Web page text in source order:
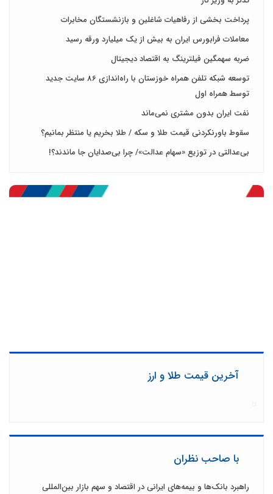
پرداخت بخشی از رفاهیات شاغلین و بازنشستگان مخابرات
معاملات فرابورس ایران به بیش از یک میلیارد ورقه رسید
ضربه سهمگین فیلترینگ به اقتصاد دیجیتال
توسعه شبکه تلفن همراه خوزستان با راه‌اندازی 86 سایت جدید
توسط همراه اول
نفت ایران بدون مشتری نمی‌ماند
سقوط باورنکردنی قیمت طلا و سکه / طلا بخریم یا منتظر بمانیم؟
بی‌عدالتی در توزیع «سهام عدالت»/ چرا بی‌صدایان جا ماندند؟!
آخرین قیمت طلا و ارز
با صاحب نظران
راهبرد بانک‌ها و بیمه‌های ایرانی در اقتصاد و سهم بازار بین‌المللی